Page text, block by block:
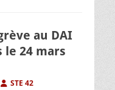
au DAI
le 24 mars
AuthorSTE 42